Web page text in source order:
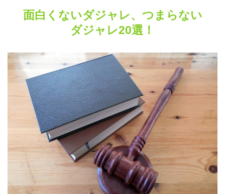
面白くないダジャレ、つまらない
ダジャレ20選！